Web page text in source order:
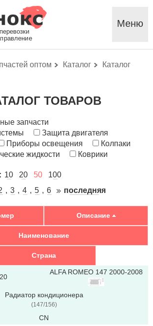
Меню
оптом Каталог
Каталог
ТОВАРОВ
запчасти
Защита двигателя
Приборы освещения
Колпаки
жидкости
Коврики
10 20 50
100
3 4 5 6 последняя
Описание
Наименование
Страна
ALFA ROMEO 147 2000-2008
Радиатор кондиционера
(147/156)
CN